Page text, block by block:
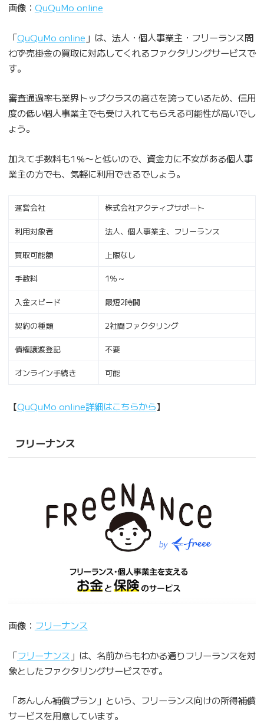
画像： QuQuMo online
「QuQuMo online 」は、法人・個人事業主・フリーランス問
わず売掛金の買取に対応してくれるファクタリングサービスで
す。
審査通過率も業界トップクラスの高さを誇っているため、信用
度の低い個人事業主でも受け入れてもらえる可能性が高いでし
ょう。
加えて手数料も1％〜と低いので、資金力に不安がある個人事
業主の方でも、気軽に利用できるでしょう。
運営会社 株式会社アクティブサポート
利用対象者 法人、個人事業主、フリーランス
買取可能額 上限なし
手数料 1％～
入金スピード 最短2時間
契約の種類 2社間ファクタリング
債権譲渡登記 不要
オンライン手続き 可能
【QuQuMo online詳細はこちらから】
フリーナンス
画像： フリーナンス
「フリーナンス 」は、名前からもわかる通りフリーランスを対
象としたファクタリングサービスです。
「あんしん補償プラン」という、フリーランス向けの所得補償
サービスを用意しています。